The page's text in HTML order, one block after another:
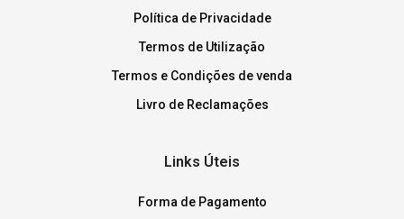
Política de Privacidade
Termos de Utilização
Termos e Condições de venda
Livro de Reclamações
Links Úteis
Forma de Pagamento